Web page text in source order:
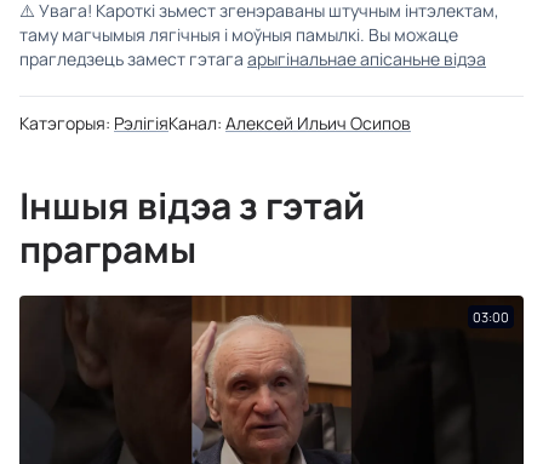
⚠️ Увага! Кароткі зьмест згенэраваны штучным інтэлектам,
таму магчымыя лягічныя і моўныя памылкі. Вы можаце
прагледзець замест гэтага арыгінальнае апісаньне відэа
Катэгорыя: РэлігіяКанал: Алексей Ильич Осипов
Іншыя відэа з гэтай
праграмы
03:00